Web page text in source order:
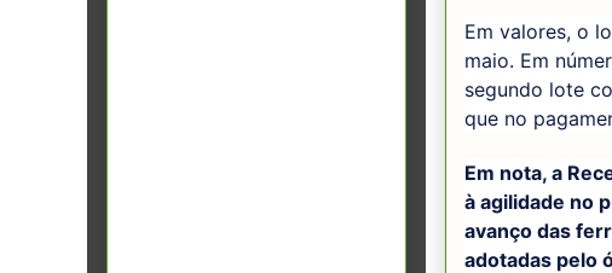
Em valores, o
maio. Em
segundo lote
que no
Em nota, a
à agilidade no
avanço das
adotadas pelo